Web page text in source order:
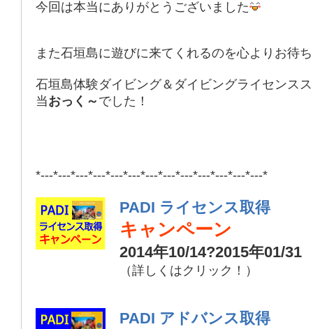
今回は本当にありがとうございました
また石垣島に遊びに来てくれるのを心よりお待
石垣島体験ダイビング＆ダイビングライセンス
当おっく～ でした！
*---*---*---*---*---*---*---*---*---*---*---*---*---*
PADI ライセンス取得
キャンペーン
2014年10/14?2015年01/31
（詳しくはクリック！）
PADI アドバンス取得